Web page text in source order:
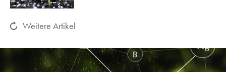
Weitere Artikel